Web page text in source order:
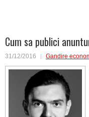
Cum sa publici
31/12/2016 Gandire